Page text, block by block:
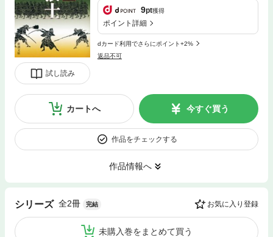
試し読み
9pt獲得
ポイント詳細
dカード利用でさらにポイント+2%
返品不可
カートへ 今すぐ買う
作品をチェックする
作品情報へ
シリーズ 全2冊 完結 お気に入り登録
未購入巻をまとめて買う